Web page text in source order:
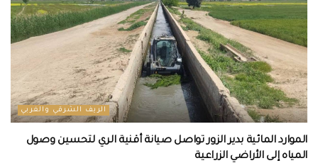
الريف الشرقي والغربي
الموارد المائية بدير الزور تواصل صيانة أقنية الري لتحسين وصول
المياه إلى الأراضي الزراعية